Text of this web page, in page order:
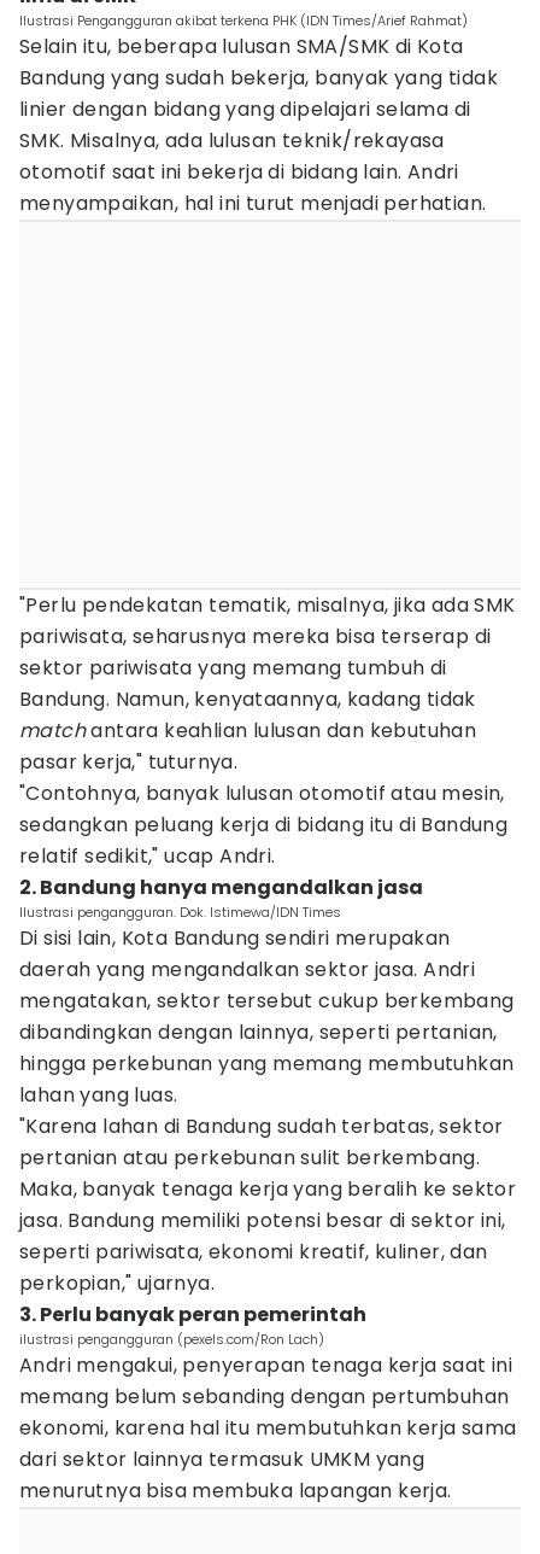
Ilustrasi Pengangguran akibat terkena PHK (IDN Times/Arief Rahmat)
Selain itu, beberapa lulusan SMA/SMK di Kota
Bandung yang sudah bekerja, banyak yang tidak
linier dengan bidang yang dipelajari selama di
SMK. Misalnya, ada lulusan teknik/rekayasa
otomotif saat ini bekerja di bidang lain. Andri
menyampaikan, hal ini turut menjadi perhatian.
"Perlu pendekatan tematik, misalnya, jika ada SMK
pariwisata, seharusnya mereka bisa terserap di
sektor pariwisata yang memang tumbuh di
Bandung. Namun, kenyataannya, kadang tidak
matchantara keahlian lulusan dan kebutuhan
pasar kerja," tuturnya.
"Contohnya, banyak lulusan otomotif atau mesin,
sedangkan peluang kerja di bidang itu di Bandung
relatif sedikit," ucap Andri.
2. Bandung hanya mengandalkan jasa
Ilustrasi pengangguran. Dok. Istimewa/IDN Times
Di sisi lain, Kota Bandung sendiri merupakan
daerah yang mengandalkan sektor jasa. Andri
mengatakan, sektor tersebut cukup berkembang
dibandingkan dengan lainnya, seperti pertanian,
hingga perkebunan yang memang membutuhkan
lahan yang luas.
"Karena lahan di Bandung sudah terbatas, sektor
pertanian atau perkebunan sulit berkembang.
Maka, banyak tenaga kerja yang beralih ke sektor
jasa. Bandung memiliki potensi besar di sektor ini,
seperti pariwisata, ekonomi kreatif, kuliner, dan
perkopian," ujarnya.
3. Perlu banyak peran pemerintah
ilustrasi pengangguran (pexels.com/Ron Lach)
Andri mengakui, penyerapan tenaga kerja saat ini
memang belum sebanding dengan pertumbuhan
ekonomi, karena hal itu membutuhkan kerja sama
dari sektor lainnya termasuk UMKM yang
menurutnya bisa membuka lapangan kerja.